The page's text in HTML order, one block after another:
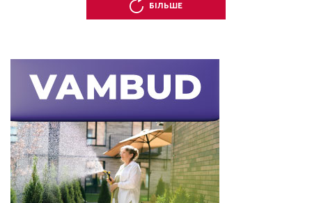
БІЛЬШЕ